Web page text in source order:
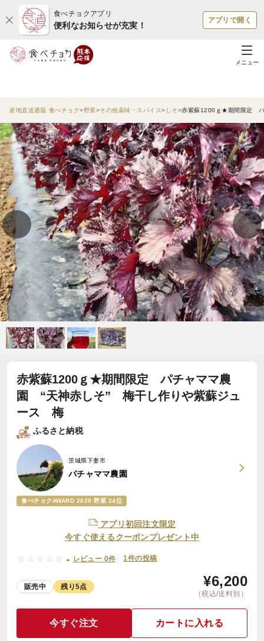
食べチョクアプリ
便利なお知らせが充実！
アプリで開く
メニュー
産地直送通販 食べチョク 野菜 その他薬味・スパイス しそ 赤紫蘇1200ｇ★期間限定
赤紫蘇1200ｇ★期間限定 パチャママ農
園 “天神赤しそ” 梅干し作りや紫蘇ジュ
ース 梅
ふるさと納税
茨城県下妻市
パチャママ農園
食べチョクAWARD 2020 野菜 24位
アプリ初回注文限定
今すぐ使えるクーポンプレゼント中
- レビュー 0件 1件の投稿
販売中 残り5点 ¥6,200
（税込/送料別）
今すぐ注文 カートに入れる